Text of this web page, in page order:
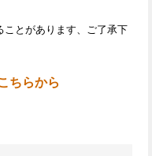
とがあります、ご了承下
ちらから